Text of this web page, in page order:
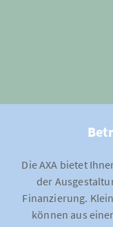
Die AXA bietet
der
Finanzierung.
können aus